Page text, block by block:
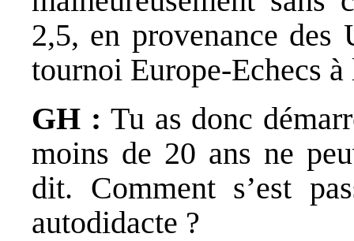
2,5, en provenance
tournoi Europe-Echecs
GH : Tu as donc
moins de 20 ans ne
dit. Comment s’est
autodidacte ?